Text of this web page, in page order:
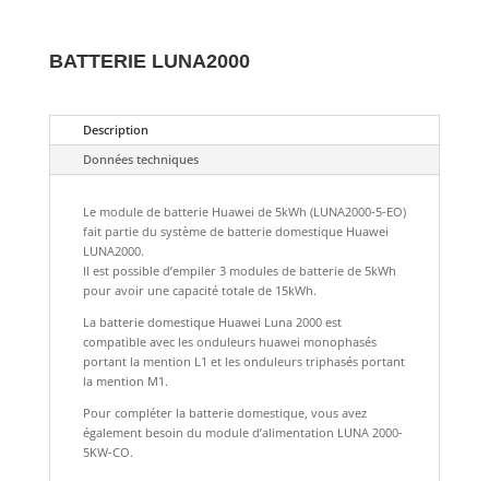
BATTERIE LUNA2000
Description
Données techniques
Le module de batterie Huawei de 5kWh (LUNA2000-5-EO)
fait partie du système de batterie domestique Huawei
LUNA2000.
Il est possible d’empiler 3 modules de batterie de 5kWh
pour avoir une capacité totale de 15kWh.
La batterie domestique Huawei Luna 2000 est
compatible avec les onduleurs huawei monophasés
portant la mention L1 et les onduleurs triphasés portant
la mention M1.
Pour compléter la batterie domestique, vous avez
également besoin du module d’alimentation LUNA 2000-
5KW-CO.